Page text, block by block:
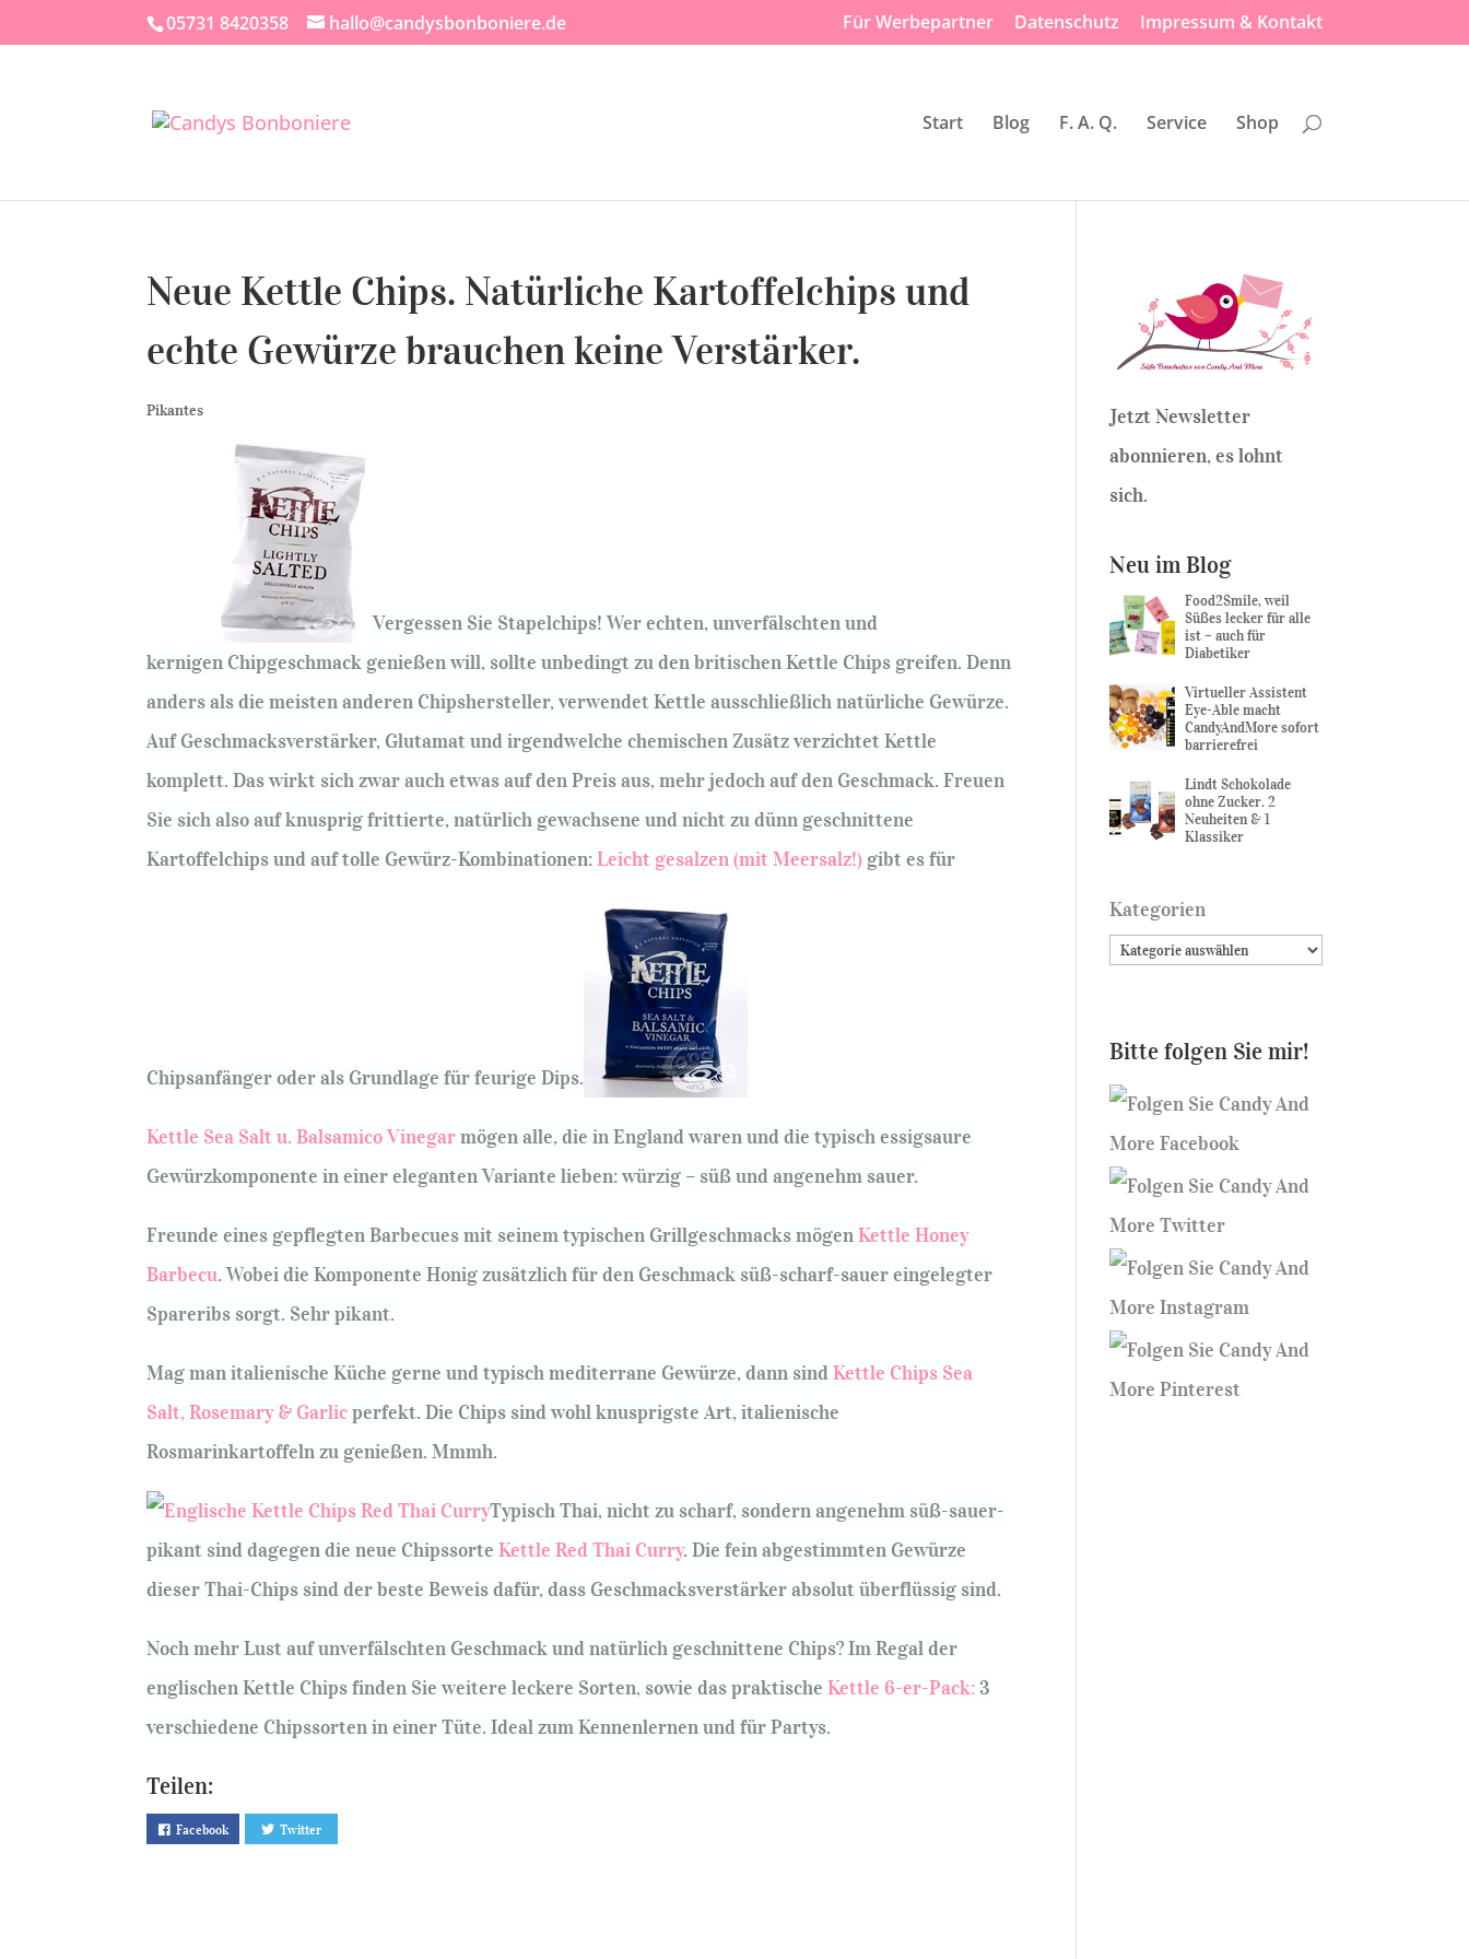
05731 8420358 hallo@candysbonboniere.de Für Werbepartner Datenschutz Impressum & Kontakt
Start Blog F. A. Q. Service Shop
Neue Kettle Chips. Natürliche Kartoffelchips und
echte Gewürze brauchen keine Verstärker.
Pikantes
Vergessen Sie Stapelchips! Wer echten, unverfälschten und
kernigen Chipgeschmack genießen will, sollte unbedingt zu den britischen Kettle Chips greifen. Denn
anders als die meisten anderen Chipshersteller, verwendet Kettle ausschließlich natürliche Gewürze.
Auf Geschmacksverstärker, Glutamat und irgendwelche chemischen Zusätz verzichtet Kettle
komplett. Das wirkt sich zwar auch etwas auf den Preis aus, mehr jedoch auf den Geschmack. Freuen
Sie sich also auf knusprig frittierte, natürlich gewachsene und nicht zu dünn geschnittene
Kartoffelchips und auf tolle Gewürz-Kombinationen:Leicht gesalzen (mit Meersalz!) gibt es für
Chipsanfänger oder als Grundlage für feurige Dips.
Kettle Sea Salt u. Balsamico Vinegarmögen alle, die in England waren und die typisch essigsaure
Gewürzkomponente in einer eleganten Variante lieben: würzig – süß und angenehm sauer.
Freunde eines gepflegten Barbecues mit seinem typischen Grillgeschmacks mögenKettle Honey
Barbecu. Wobei die Komponente Honig zusätzlich für den Geschmack süß-scharf-sauer eingelegter
Spareribs sorgt. Sehr pikant.
Mag man italienische Küche gerne und typisch mediterrane Gewürze, dann sindKettle Chips Sea
Salt, Rosemary & Garlicperfekt. Die Chips sind wohl knusprigste Art, italienische
Rosmarinkartoffeln zu genießen. Mmmh.
Typisch Thai, nicht zu scharf, sondern angenehm süß-sauer-
pikant sind dagegen die neue ChipssorteKettle Red Thai Curry. Die fein abgestimmten Gewürze
dieser Thai-Chips sind der beste Beweis dafür, dass Geschmacksverstärker absolut überflüssig sind.
Noch mehr Lust auf unverfälschten Geschmack und natürlich geschnittene Chips? Im Regal der
englischen Kettle Chips finden Sie weitere leckere Sorten, sowie das praktische Kettle 6-er-Pack: 3
verschiedene Chipssorten in einer Tüte. Ideal zum Kennenlernen und für Partys.
Teilen:
Facebook Twitter
Jetzt Newsletter
abonnieren, es lohnt
sich.
Neu im Blog
Food2Smile, weil
Süßes lecker für alle
ist – auch für
Diabetiker
Virtueller Assistent
Eye-Able macht
CandyAndMore sofort
barrierefrei
Lindt Schokolade
ohne Zucker. 2
Neuheiten & 1
Klassiker
Kategorien
Bitte folgen Sie mir!